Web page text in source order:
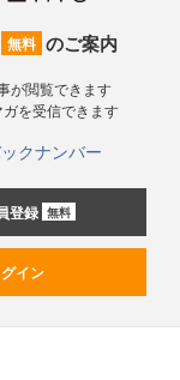
無料 のご案内
が閲覧できます
ガを受信できます
クナンバー
登録 無料
イン